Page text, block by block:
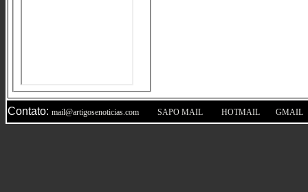
Contato: mail@artigosenoticias.com SAPO MAIL HOTMAIL GMAIL